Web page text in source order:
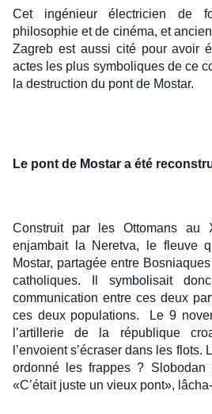
Cet ingénieur électricien de
philosophie et de cinéma, et
Zagreb est aussi cité pour avoir
actes les plus symboliques de ce
la destruction du pont de Mostar.
Le pont de Mostar a été
Construit par les Ottomans au
enjambait la Neretva, le fleuve
Mostar, partagée entre
catholiques. Il symbolisait
communication entre ces deux
ces deux populations. Le 9
l’artillerie de la république
l’envoient s’écraser dans les flots.
ordonné les frappes ?
«C’était juste un vieux pont»,